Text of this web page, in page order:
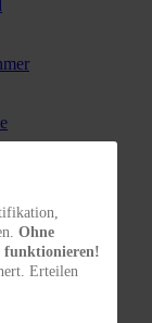
Ohne
funktionieren!
Erteilen